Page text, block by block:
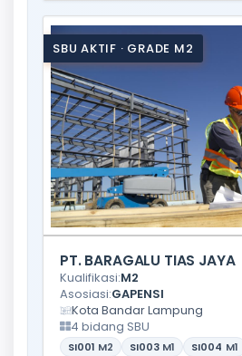
SBU AKTIF · GRADE M2
PT. BARAGALU TIAS JAYA
Kualifikasi:M2
Asosiasi:GAPENSI
Kota Bandar Lampung
4 bidang SBU
SI001 M2 SI003 M1 SI004 M1